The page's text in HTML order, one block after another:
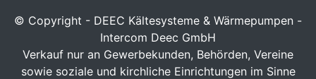
© Copyright - DEEC Kältesysteme & Wärmepumpen -
Intercom Deec GmbH
Verkauf nur an Gewerbekunden, Behörden, Vereine
sowie soziale und kirchliche Einrichtungen im Sinne